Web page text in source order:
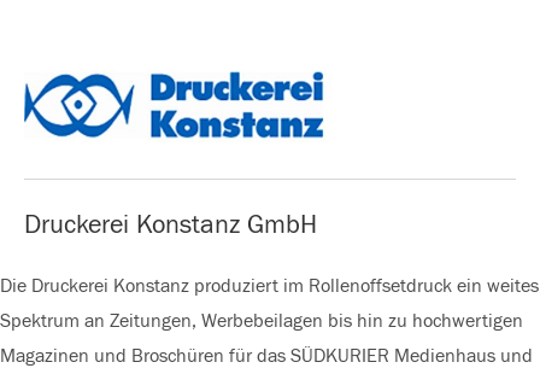
Druckerei Konstanz GmbH
Die Druckerei Konstanz produziert im Rollenoffsetdruck ein weites
Spektrum an Zeitungen, Werbebeilagen bis hin zu hochwertigen
Magazinen und Broschüren für das SÜDKURIER Medienhaus und